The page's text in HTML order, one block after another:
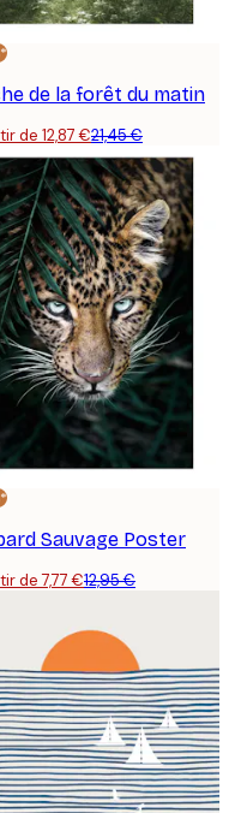
de la forêt du matin
de 12,87 €21,45 €
Sauvage Poster
de 7,77 €12,95 €